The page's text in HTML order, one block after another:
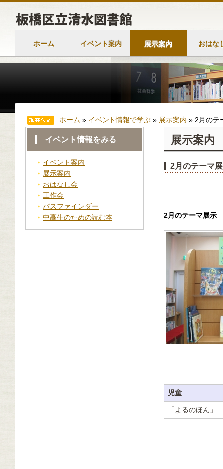
ホーム イベント案内 展示案内 おはな
ホーム » イベント情報で学ぶ » 展示案内 » 2月のテ
イベント情報をみる
イベント案内
展示案内
おはなし会
工作会
パスファインダー
中高生のための読む本
展示案内
2月のテーマ
2月のテーマ展示
児童
「よるのほん」